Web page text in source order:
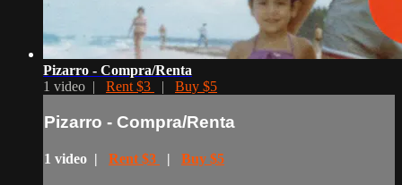
Pizarro - Compra/Renta
1 video | Rent $3 | Buy $5
Pizarro - Compra/Renta
1 video | Rent $3 | Buy $5